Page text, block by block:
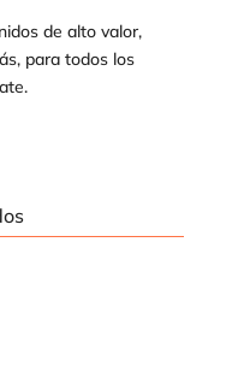
de alto valor,
para todos los